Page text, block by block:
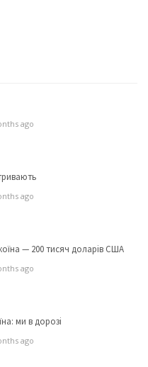
ago
ago
— 200 тисяч доларів США
ago
ми в дорозі
ago